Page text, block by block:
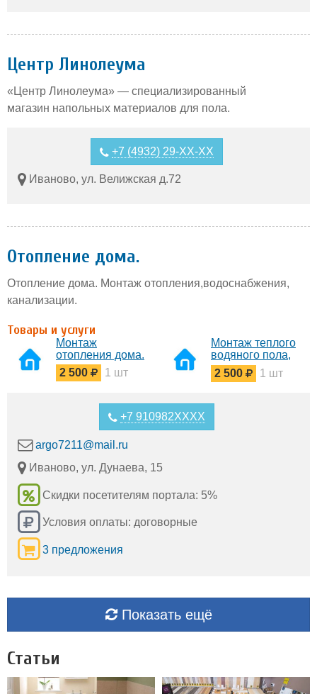
Центр Линолеума
«Центр Линолеума» — специализированный
магазин напольных материалов для пола.
+7 (4932) 29-XX-XX
Иваново, ул. Велижская д.72
Отопление дома.
Отопление дома. Монтаж отопления,водоснабжения,
канализации.
Товары и услуги
Монтаж
отопления дома.
2 500
1 шт
Монтаж теплого
водяного пола,
радиаторов
отопления.
2 500 1 шт
+7 910982XXXX
argo7211@mail.ru
Иваново, ул. Дунаева, 15
Скидки посетителям портала: 5%
Условия оплаты: договорные
3 предложения
Показать ещё
Статьи